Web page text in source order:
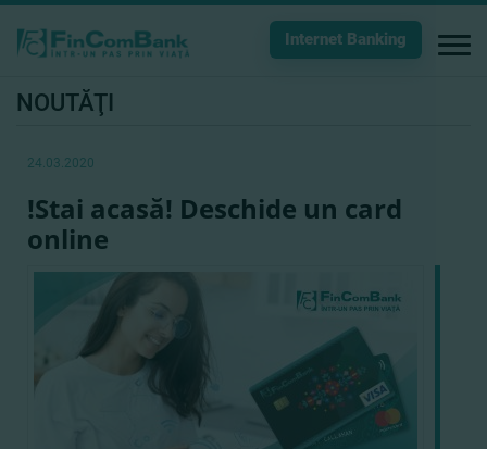
Internet Banking
NOUTĂŢI
24.03.2020
!Stai acasă! Deschide un card
online